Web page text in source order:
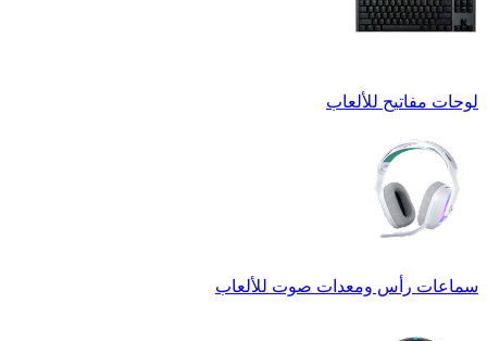
لوحات مفاتيح للألعاب
سماعات رأس ومعدات صوت للألعاب